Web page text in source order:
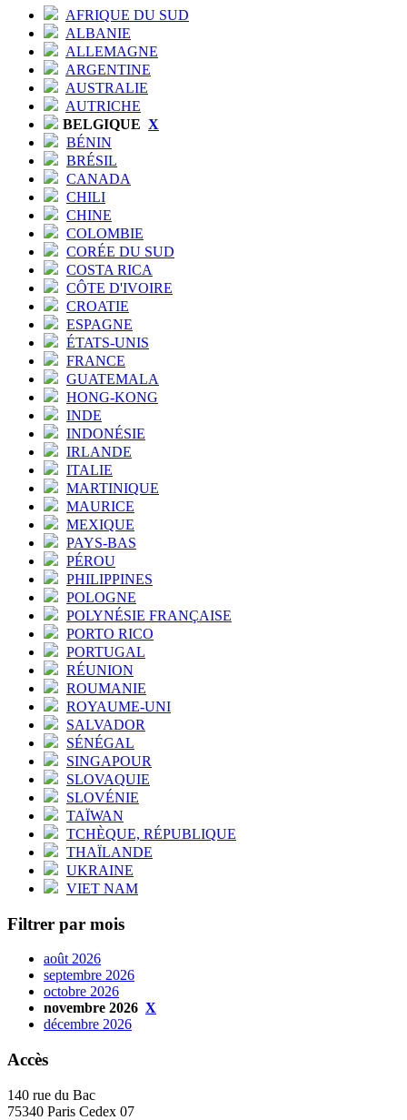
AFRIQUE DU SUD
ALBANIE
ALLEMAGNE
ARGENTINE
AUSTRALIE
AUTRICHE
BELGIQUE X
BÉNIN
BRÉSIL
CANADA
CHILI
CHINE
COLOMBIE
CORÉE DU SUD
COSTA RICA
CÔTE D'IVOIRE
CROATIE
ESPAGNE
ÉTATS-UNIS
FRANCE
GUATEMALA
HONG-KONG
INDE
INDONÉSIE
IRLANDE
ITALIE
MARTINIQUE
MAURICE
MEXIQUE
PAYS-BAS
PÉROU
PHILIPPINES
POLOGNE
POLYNÉSIE FRANÇAISE
PORTO RICO
PORTUGAL
RÉUNION
ROUMANIE
ROYAUME-UNI
SALVADOR
SÉNÉGAL
SINGAPOUR
SLOVAQUIE
SLOVÉNIE
TAÏWAN
TCHÈQUE, RÉPUBLIQUE
THAÏLANDE
UKRAINE
VIET NAM
Filtrer par mois
août 2026
septembre 2026
octobre 2026
novembre 2026 X
décembre 2026
Accès
140 rue du Bac
75340 Paris Cedex 07